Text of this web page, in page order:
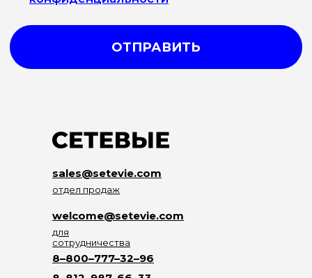
отдел продаж
8–800–777–32–96
sales@setevie.com
для
сотрудничества
welcome@setevie.com